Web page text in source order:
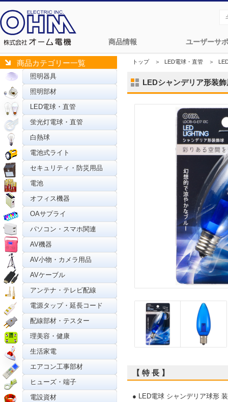
商品情報 ユーザーサ
商品カテゴリー一覧
照明器具
照明部材
LED電球・直管
蛍光灯電球・直管
白熱球
電池式ライト
セキュリティ・防災用品
電池
オフィス機器
OAサプライ
パソコン・スマホ関連
AV機器
AV小物・カメラ用品
AVケーブル
アンテナ・テレビ配線
電源タップ・延長コード
配線部材・テスター
理美容・健康
生活家電
エアコン工事部材
ヒューズ・端子
電設資材
トップ＞ LED電球・直管 ＞
LEDシャンデリア形装
【 特 長 】
● LED電球 シャンデリア球形